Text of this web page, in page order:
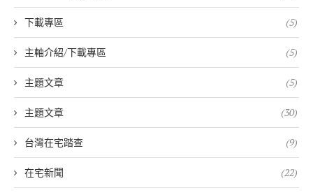
下載專區 (5)
主軸介紹/下載專區 (5)
主題文章 (5)
主題文章 (30)
台灣在宅踏查 (9)
在宅新聞 (22)